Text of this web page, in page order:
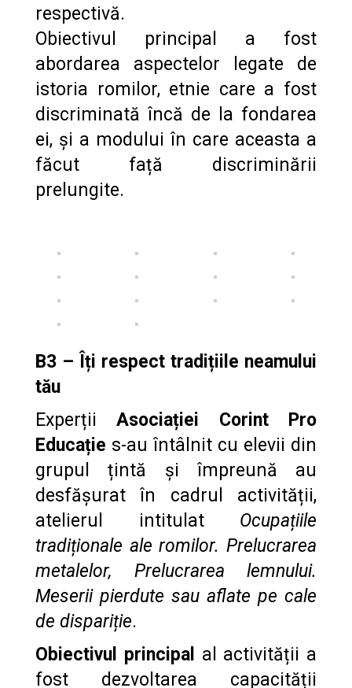
respectivă.
Obiectivul principal a fost
abordarea aspectelor legate de
istoria romilor, etnie care a fost
discriminată încă de la fondarea
ei, și a modului în care aceasta a
făcut față discriminării
prelungite.
B3 – Îți respect tradițiile neamului
tău
ExperțiiAsociației Corint Pro
Educație s-au întâlnit cu elevii din
grupul țintă și împreună au
desfășurat în cadrul activității,
atelierul intitulat Ocupațiile
tradiționale ale romilor. Prelucrarea
metalelor, Prelucrarea lemnului.
Meserii pierdute sau aflate pe cale
de dispariție.
Obiectivul principal al activității a
fost dezvoltarea capacității